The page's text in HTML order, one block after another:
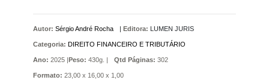
Autor: Sérgio André Rocha Editora: LUMEN JURIS
Categoria: DIREITO FINANCEIRO E TRIBUTÁRIO
Ano: 2025 | Peso: 430g. | Qtd Páginas: 302
Formato: 23,00 x 16,00 x 1,00